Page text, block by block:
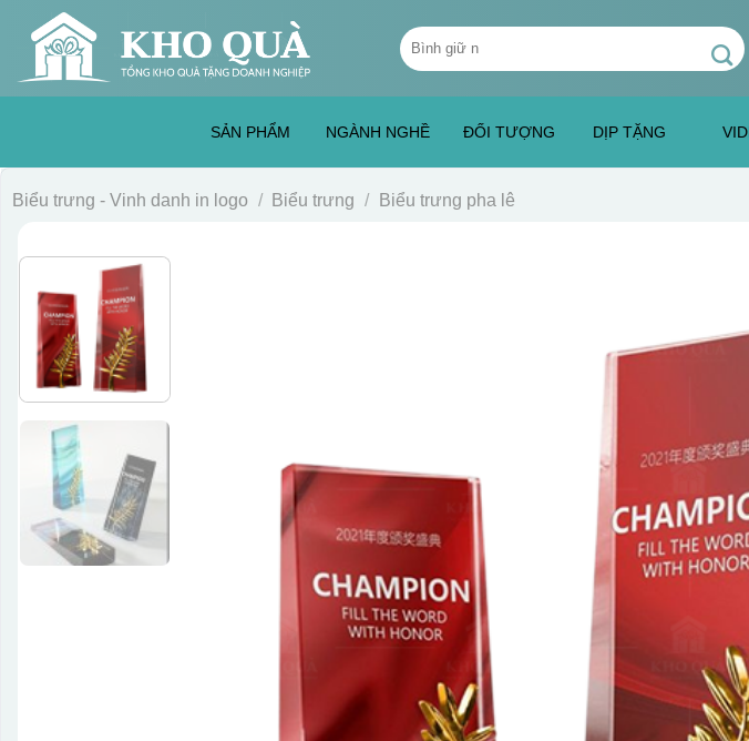
content
Tìm
kiếm:
SẢN PHẨM NGÀNH NGHỀ ĐỐI TƯỢNG DỊP TẶNG
Biểu trưng - Vinh danh in logo / Biểu trưng / Biểu trưng pha lê